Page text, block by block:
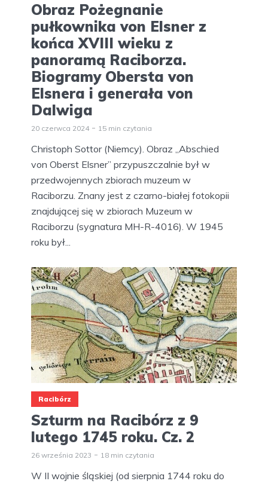
Obraz Pożegnanie
pułkownika von Elsner z
końca XVIII wieku z
panoramą Raciborza.
Biogramy Obersta von
Elsnera i generała von
Dalwiga
20 czerwca 2024 15 min czytania
Christoph Sottor (Niemcy). Obraz „Abschied
von Oberst Elsner” przypuszczalnie był w
przedwojennych zbiorach muzeum w
Raciborzu. Znany jest z czarno-białej fotokopii
znajdującej się w zbiorach Muzeum w
Raciborzu (sygnatura MH-R-4016). W 1945
roku był...
Racibórz
Szturm na Racibórz z 9
lutego 1745 roku. Cz. 2
26 września 2023 18 min czytania
W II wojnie śląskiej (od sierpnia 1744 roku do